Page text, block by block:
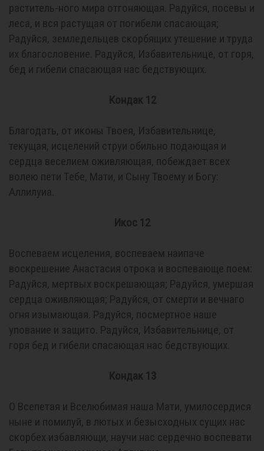
раститель-ного мира отгоняющая. Радуйся, посевы и
леса, и вся растущая от погибели спасающая;
Радуйся, земледельцев скорбящих утешение и труда
их благословение. Радуйся, Избавительнице, от горя,
бед и гибели спасающая нас бедствующих.
Кондак 12
Благодать, от иконы Твоея, Избавительнице,
текущая, исцелений струи обильно подающая и
сердца веселием оживляющая, побеждает всех
волею пети Тебе, Мати, и Сыну Твоему и Богу:
Аллилуиа.
Икос 12
Воспеваем исцеления, воспеваем наипаче
воскрешение Анастасия отрока и воспевающе поем:
Радуйся, мертвых воскрешающая; Радуйся, умершая
сердца оживляющая; Радуйся, от смерти и вечнаго
огня изымающая. Радуйся, посмертное наше
упование и защито. Радуйся, Избавительнице, от
горя бед и гибели спасающая нас бедствующих.
Кондак 13
О Всепетая и Вселюбимая наша Мати, умилосердися
ныне и помилуй, в лютых и безысходных сущих нас
скорбех избавляющи, научи нас сердечно воспевати